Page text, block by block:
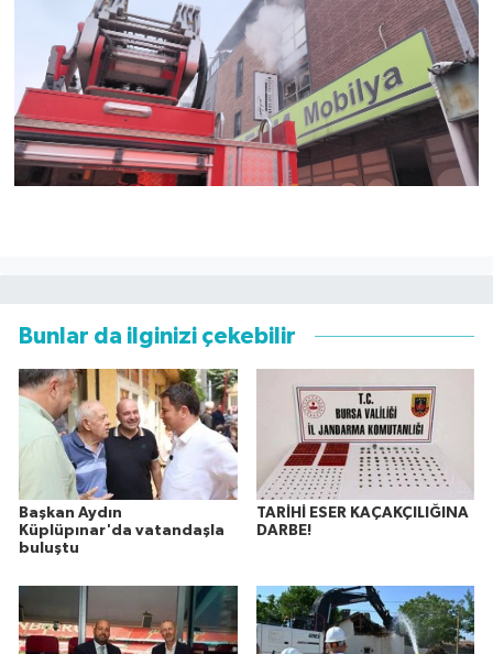
Bunlar da ilginizi çekebilir
Başkan Aydın
Küplüpınar'da vatandaşla
buluştu
TARİHİ ESER KAÇAKÇILIĞINA
DARBE!